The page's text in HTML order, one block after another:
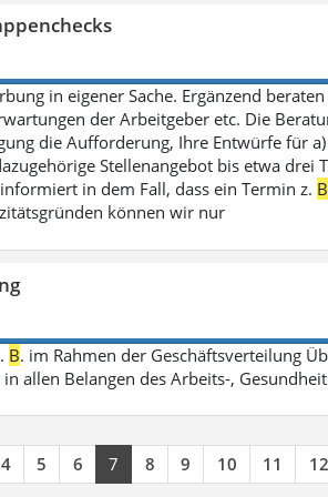
in eigener Sache. Ergänzend
der Arbeitgeber etc. Die
die Aufforderung, Ihre Entwürfe für
Stellenangebot bis etwa
in dem Fall, dass ein Termin z. B
können wir nur
B. im Rahmen der Geschäftsverteilung
allen Belangen des Arbeits-,
4 5 6 7 8 9 10 11 12